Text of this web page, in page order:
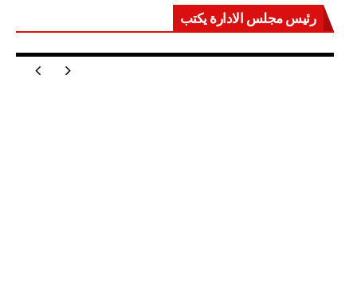
رئيس مجلس الادارة يكتب
مصر تعيد للعالم اتزانه